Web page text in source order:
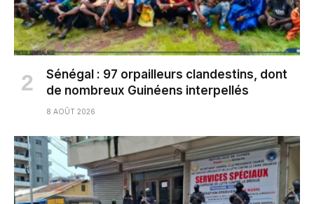
Sénégal : 97 orpailleurs clandestins, dont
de nombreux Guinéens interpellés
8 AOÛT 2026